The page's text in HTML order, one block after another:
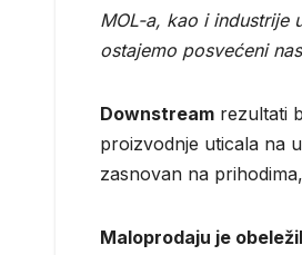
MOL-a, kao i industrije
ostajemo posvećeni
Downstream rezultati
proizvodnje uticala na
zasnovan na
Maloprodaju je